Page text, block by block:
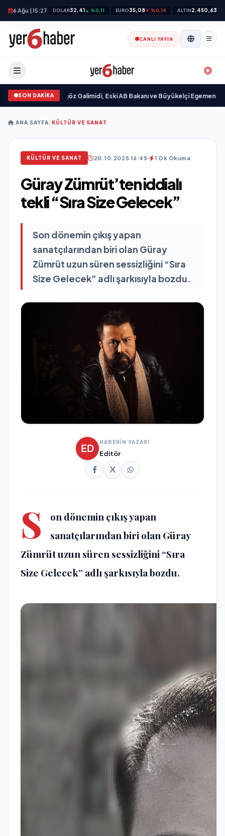
6 Ağu | 15:27 DOLAR32,41▲ %0,11 EURO35,08▼ %0,14 ALTIN2.450,63
CANLI YAYIN
SON DAKİKA
Ali Emre Açıkgöz Galimidi, Eski AB Bakanı ve Büyükelçi Egemen Bağış
ANA SAYFA/KÜLTÜR VE SANAT
KÜLTÜR VE SANAT 20.10.2025 16:45 1 Dk Okuma
Güray Zümrüt’ten iddialı
tekli “Sıra Size Gelecek”
Son dönemin çıkış yapan
sanatçılarından biri olan Güray
Zümrüt uzun süren sessizliğini “Sıra
Size Gelecek” adlı şarkısıyla bozdu.
HABERİN YAZARI
Editör
S
on dönemin çıkış yapan
sanatçılarından biri olan Güray
Zümrüt uzun süren sessizliğini “Sıra
Size Gelecek” adlı şarkısıyla bozdu.